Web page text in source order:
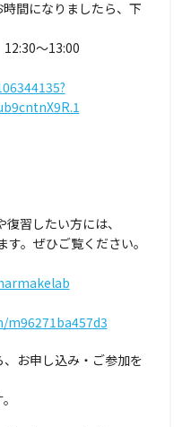
間になりましたら、下
12:30〜13:00
習したい方には、
。ぜひご覧ください。
お申し込み・ご参加を